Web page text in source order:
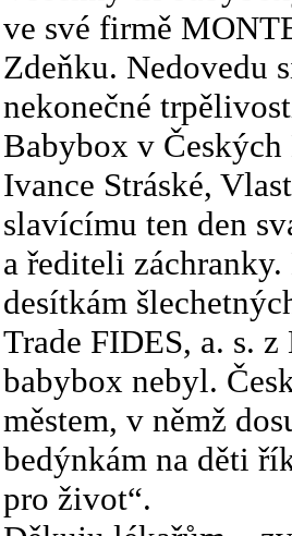
ve své firmě
Zdeňku. Nedovedu
nekonečné
Babybox v
Ivance Stráské,
slavícímu ten den
a řediteli
desítkám
Trade FIDES, a. s.
babybox nebyl.
městem, v němž
bedýnkám na děti
pro život“.